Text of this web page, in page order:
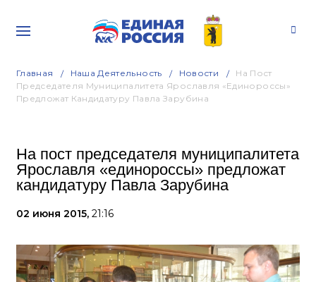
Главная Наша Деятельность Новости
На Пост
Председателя Муниципалитета Ярославля «единороссы»
Предложат Кандидатуру Павла Зарубина
На пост председателя муниципалитета
Ярославля «единороссы» предложат
кандидатуру Павла Зарубина
02 июня 2015, 21:16